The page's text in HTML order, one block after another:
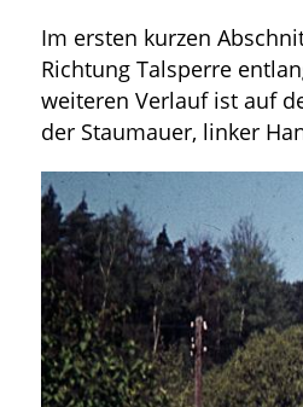
Im ersten kurzen
Richtung Talsperre
weiteren Verlauf ist auf
der Staumauer, linker